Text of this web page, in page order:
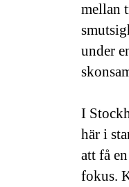
mellan
under
I
här i
att få
fokus.